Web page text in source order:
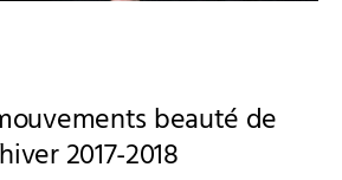
beauté de
2017-2018